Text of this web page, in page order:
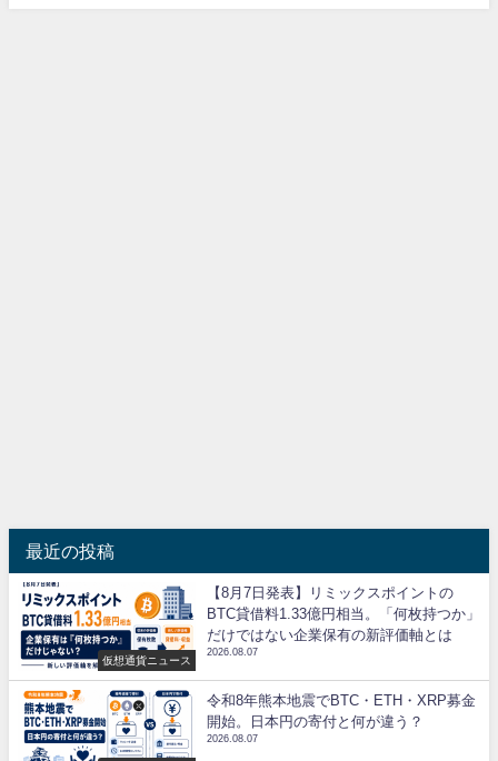
最近の投稿
仮想通貨ニュース
【8月7日発表】リミックスポイントの
BTC貸借料1.33億円相当。「何枚持つか」
だけではない企業保有の新評価軸とは
2026.08.07
令和8年熊本地震でBTC・ETH・XRP募金
開始。日本円の寄付と何が違う？
2026.08.07